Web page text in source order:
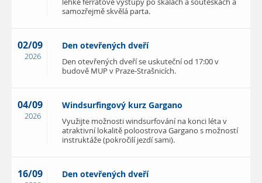
samozřejmě skvělá parta.
02/09
2026
Den otevřených dveří
Den otevřených dveří se uskuteční od 17:00 v
budově MUP v Praze-Strašnicích.
04/09
2026
Windsurfingový kurz Gargano
Využijte možnosti windsurfování na konci léta v
atraktivní lokalitě poloostrova Gargano s možností
instruktáže (pokročilí jezdí sami).
16/09 Den otevřených dveří